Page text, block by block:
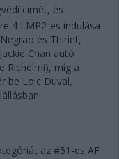
címét, és
4 LMP2-es indulása
és Thiriet,
Chan autó
Richelmi), míg a
be Loic Duval,
az #51-es AF